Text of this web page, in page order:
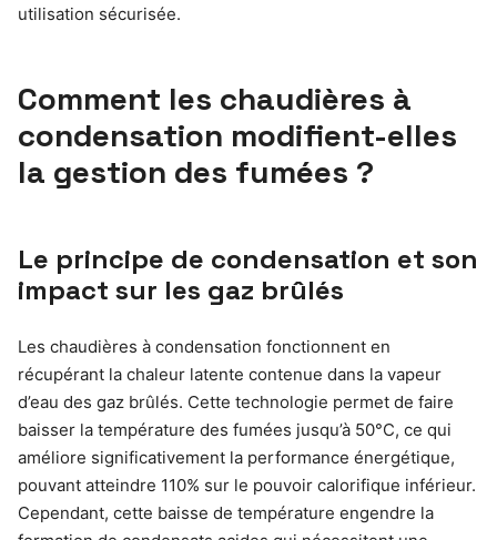
utilisation sécurisée.
Comment les chaudières à
condensation modifient-elles
la gestion des fumées ?
Le principe de condensation et son
impact sur les gaz brûlés
Les chaudières à condensation fonctionnent en
récupérant la chaleur latente contenue dans la vapeur
d’eau des gaz brûlés. Cette technologie permet de faire
baisser la température des fumées jusqu’à 50°C, ce qui
améliore significativement la performance énergétique,
pouvant atteindre 110% sur le pouvoir calorifique inférieur.
Cependant, cette baisse de température engendre la